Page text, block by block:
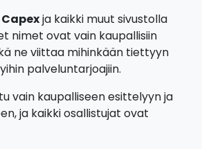
ja kaikki muut sivustolla
nimet ovat vain kaupallisiin
ne viittaa mihinkään tiettyyn
palveluntarjoajiin.
vain kaupalliseen esittelyyn ja
ja kaikki osallistujat ovat